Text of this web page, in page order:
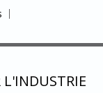
L'INDUSTRIE